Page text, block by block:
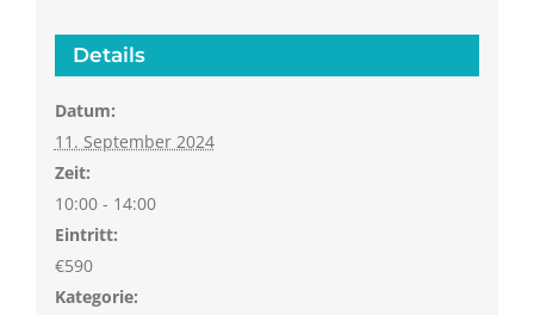
Details
Datum:
11. September 2024
Zeit:
10:00 - 14:00
Eintritt:
€590
Kategorie: